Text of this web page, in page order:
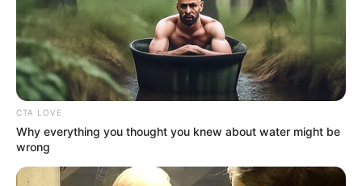
CTA LOVE
Why everything you thought you knew about water might be
wrong